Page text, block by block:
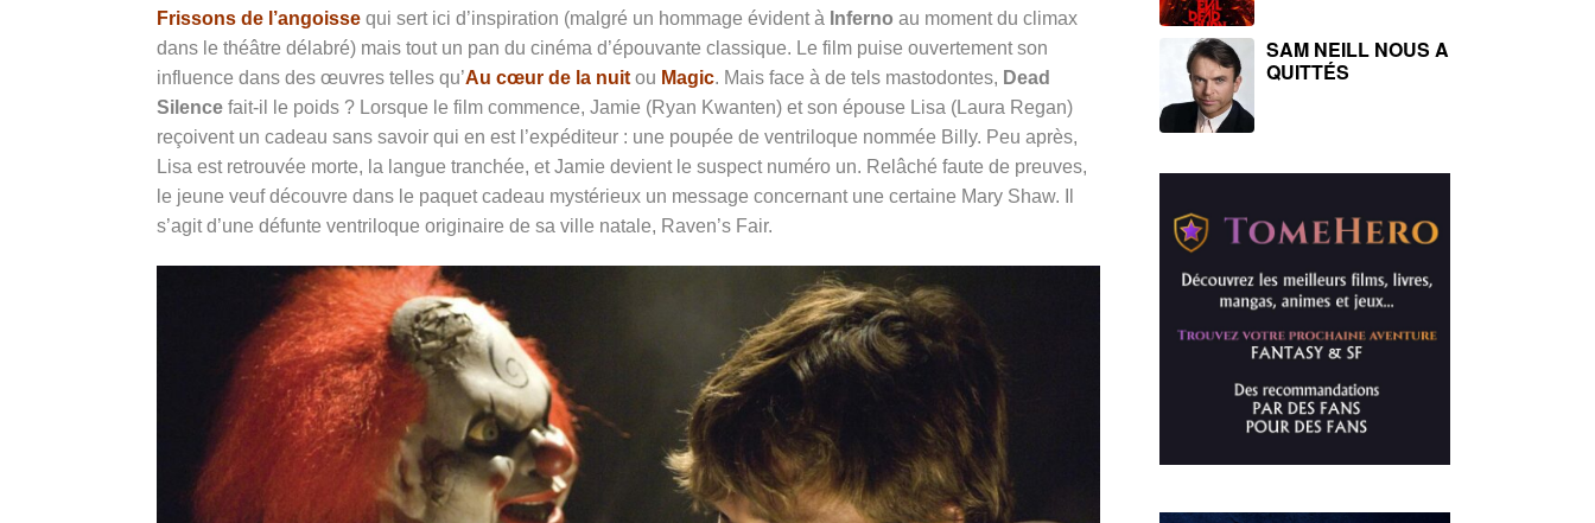
Frissons de l’angoisse qui sert ici d’inspiration (malgré un hommage évident à Inferno au moment du climax
dans le théâtre délabré) mais tout un pan du cinéma d’épouvante classique. Le film puise ouvertement son
influence dans des œuvres telles qu’Au cœur de la nuit ou Magic. Mais face à de tels mastodontes, Dead
Silence fait-il le poids ? Lorsque le film commence, Jamie (Ryan Kwanten) et son épouse Lisa (Laura Regan)
reçoivent un cadeau sans savoir qui en est l’expéditeur : une poupée de ventriloque nommée Billy. Peu après,
Lisa est retrouvée morte, la langue tranchée, et Jamie devient le suspect numéro un. Relâché faute de preuves,
le jeune veuf découvre dans le paquet cadeau mystérieux un message concernant une certaine Mary Shaw. Il
s’agit d’une défunte ventriloque originaire de sa ville natale, Raven’s Fair.
SAM NEILL NOUS A
QUITTÉS